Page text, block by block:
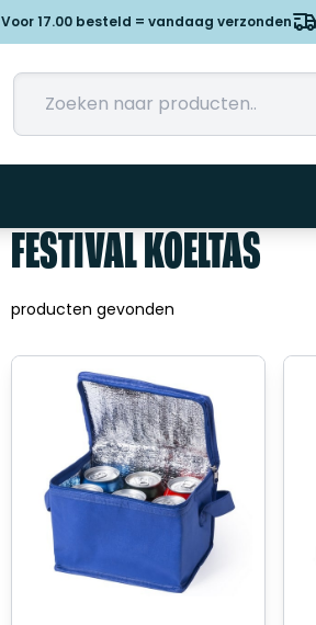
Voor 17.00 besteld = vandaag verzonden
FESTIVAL KOELTAS
producten gevonden